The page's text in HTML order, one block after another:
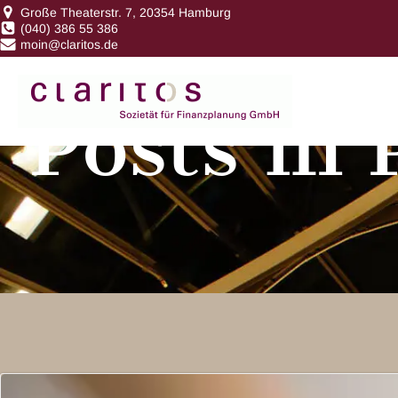
Große Theaterstr. 7, 20354 Hamburg
(040) 386 55 386
moin@claritos.de
Posts in